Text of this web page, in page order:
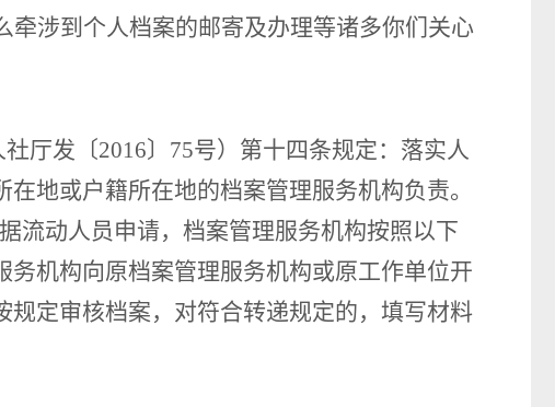
涉到个人档案的邮寄及办理等诸多你们关心
厅发〔2016〕75号）第十四条规定：落实人
地或户籍所在地的档案管理服务机构负责。
流动人员申请，档案管理服务机构按照以下
机构向原档案管理服务机构或原工作单位开
定审核档案，对符合转递规定的，填写材料